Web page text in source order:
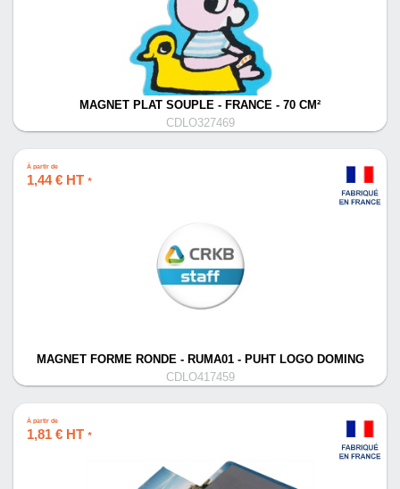
MAGNET PLAT SOUPLE - FRANCE - 70 CM²
CDLO327469
À partir de
1,44 € HT *
MAGNET FORME RONDE - RUMA01 - PUHT LOGO DOMING
CDLO417459
À partir de
1,81 € HT *